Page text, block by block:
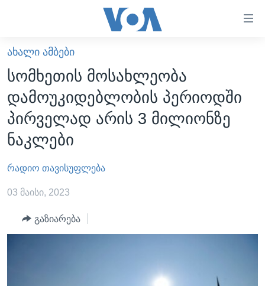
ხელმისაწვდომობისთვის
გადადით
მთავარზე
გადადით
მთავარ
ნავიგაციაზე
გადადით
ძიებაზე
ᲐᲮᲐᲚᲘ ᲐᲛᲑᲔᲑᲘ
ᲡᲐᲥᲐᲠᲗᲕᲔᲚᲝ
ᲐᲨᲨ
ᲐᲨᲨ-ᲘᲡ ᲐᲠᲩᲔᲕᲜᲔᲑᲘ 2024
ᲛᲡᲝᲤᲚᲘᲝ
ᲕᲘᲓᲔᲝᲔᲑᲘ
ᲒᲐᲓᲐᲪᲔᲛᲔᲑᲘ
ᲕᲐᲨᲘᲜᲒᲢᲝᲜᲘ ᲓᲦᲔᲡ
ᲡᲮᲕᲐ ᲡᲘᲐᲮᲚᲔᲔᲑᲘ
ᲐᲮᲐᲚᲘ ᲐᲛᲑᲔᲑᲘ
სომხეთის მოსახლეობა
დამოუკიდებლობის პერიოდში
პირველად არის 3 მილიონზე
ნაკლები
რადიო თავისუფლება
03 მაისი, 2023
გაზიარება